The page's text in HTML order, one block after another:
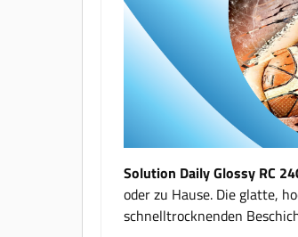
Solution Daily Glossy RC
oder zu Hause. Die glatte,
schnelltrocknenden